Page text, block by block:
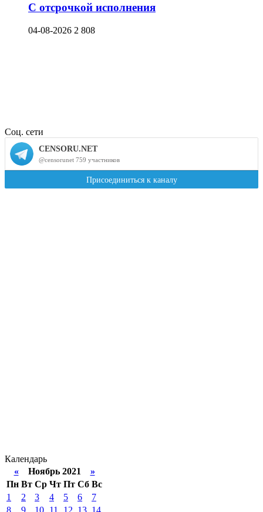
С отсрочкой исполнения
04-08-2026 2 808
Соц. сети
Календарь
«Ноябрь 2021 »
Пн Вт Ср Чт Пт Сб Вс
1
2 3 4 5 6
7
8
9 10 11 12 13 14